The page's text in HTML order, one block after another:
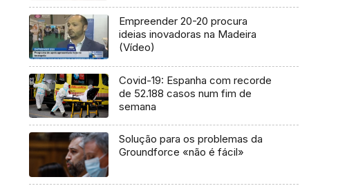
Empreender 20-20 procura
ideias inovadoras na Madeira
(Vídeo)
Covid-19: Espanha com recorde
de 52.188 casos num fim de
semana
Solução para os problemas da
Groundforce «não é fácil»